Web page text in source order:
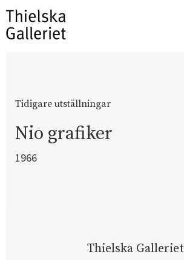
Tidigare utställningar
Nio grafiker
1966
Thielska Galleriet